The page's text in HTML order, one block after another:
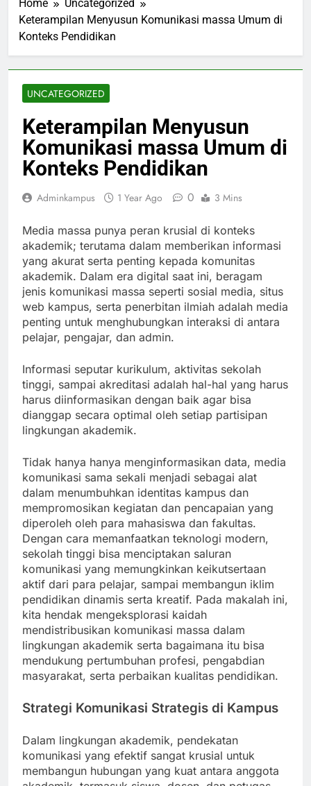
Home
Uncategorized
Keterampilan Menyusun Komunikasi massa Umum di
Konteks Pendidikan
UNCATEGORIZED
Keterampilan Menyusun
Komunikasi massa Umum di
Konteks Pendidikan
Adminkampus 1 Year Ago 0 3 Mins
Media massa punya peran krusial di konteks
akademik; terutama dalam memberikan informasi
yang akurat serta penting kepada komunitas
akademik. Dalam era digital saat ini, beragam
jenis komunikasi massa seperti sosial media, situs
web kampus, serta penerbitan ilmiah adalah media
penting untuk menghubungkan interaksi di antara
pelajar, pengajar, dan admin.
Informasi seputar kurikulum, aktivitas sekolah
tinggi, sampai akreditasi adalah hal-hal yang harus
harus diinformasikan dengan baik agar bisa
dianggap secara optimal oleh setiap partisipan
lingkungan akademik.
Tidak hanya hanya menginformasikan data, media
komunikasi sama sekali menjadi sebagai alat
dalam menumbuhkan identitas kampus dan
mempromosikan kegiatan dan pencapaian yang
diperoleh oleh para mahasiswa dan fakultas.
Dengan cara memanfaatkan teknologi modern,
sekolah tinggi bisa menciptakan saluran
komunikasi yang memungkinkan keikutsertaan
aktif dari para pelajar, sampai membangun iklim
pendidikan dinamis serta kreatif. Pada makalah ini,
kita hendak mengeksplorasi kaidah
mendistribusikan komunikasi massa dalam
lingkungan akademik serta bagaimana itu bisa
mendukung pertumbuhan profesi, pengabdian
masyarakat, serta perbaikan kualitas pendidikan.
Strategi Komunikasi Strategis di Kampus
Dalam lingkungan akademik, pendekatan
komunikasi yang efektif sangat krusial untuk
membangun hubungan yang kuat antara anggota